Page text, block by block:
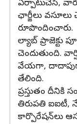
ఏర్పాటుచేసి,
ఛార్జీలు
రూపొందించారు.
ల్యాబ్‌ ప్రాజెక్టు
చెందుతుంది.
వేయగా, దాదాపుగా
తేలింది.
ప్రస్తుతం దీనికి
తిరుపతి ఐఐటీ,
కార్పొరేషన్‌లు